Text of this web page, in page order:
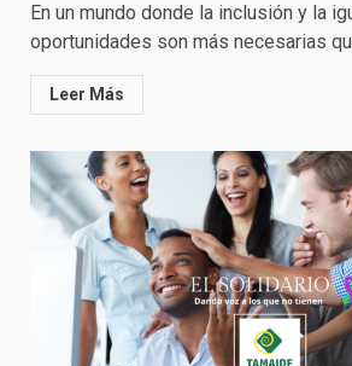
En un mundo donde la inclusión y la
oportunidades son más necesarias
Leer Más